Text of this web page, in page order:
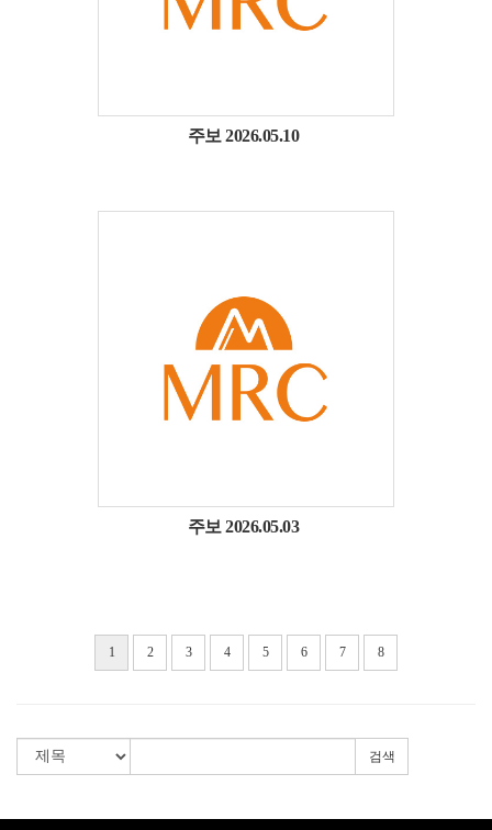
주보 2026.05.10
주보 2026.05.03
1 2 3 4 5 6 7 8
검색